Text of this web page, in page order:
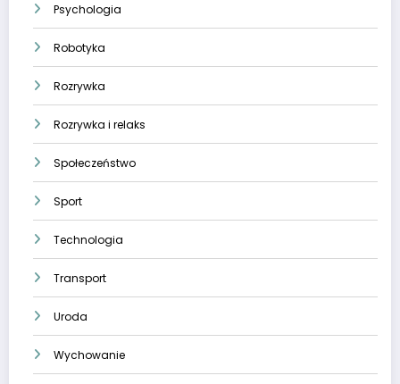
Psychologia
Robotyka
Rozrywka
Rozrywka i relaks
Społeczeństwo
Sport
Technologia
Transport
Uroda
Wychowanie